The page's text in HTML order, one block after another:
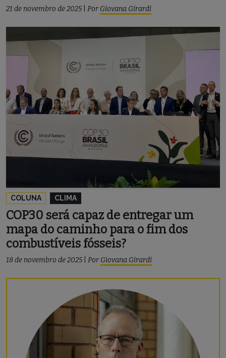
21 de novembro de 2025 Por Giovana Girardi
COLUNA CLIMA
COP30 será capaz de entregar um
mapa do caminho para o fim dos
combustíveis fósseis?
18 de novembro de 2025 Por Giovana Girardi